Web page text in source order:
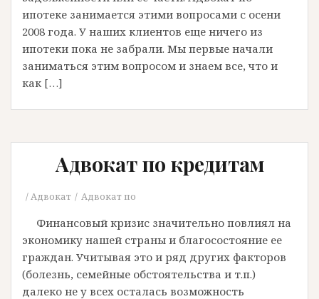
ипотеке занимается этими вопросами с осени
2008 года. У наших клиентов еще ничего из
ипотеки пока не забрали. Мы первые начали
заниматься этим вопросом и знаем все, что и
как […]
Адвокат по кредитам
Адвокат Адвокат по
Финансовый кризис значительно повлиял на
экономику нашей страны и благосостояние ее
граждан. Учитывая это и ряд других факторов
(болезнь, семейные обстоятельства и т.п.)
далеко не у всех осталась возможность